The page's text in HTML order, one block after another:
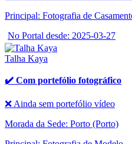
Principal: Fotografia de
No Portal desde: 2025-03-27
Talha Kaya
✔️ Com portefólio fotográfico
❌ Ainda sem portefólio vídeo
Morada da Sede: Porto (Porto)